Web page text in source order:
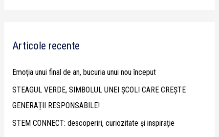
c
o
r
:
Articole recente
Emoția unui final de an, bucuria unui nou început
STEAGUL VERDE, SIMBOLUL UNEI ȘCOLI CARE CREȘTE
GENERAȚII RESPONSABILE!
STEM CONNECT: descoperiri, curiozitate și inspirație